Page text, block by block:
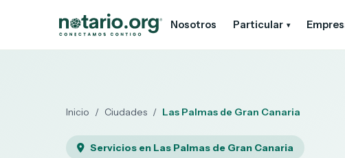
Nosotros Particular ▾
Inicio / Ciudades / Las Palmas de Gran Canaria
Servicios en Las Palmas de Gran Canaria